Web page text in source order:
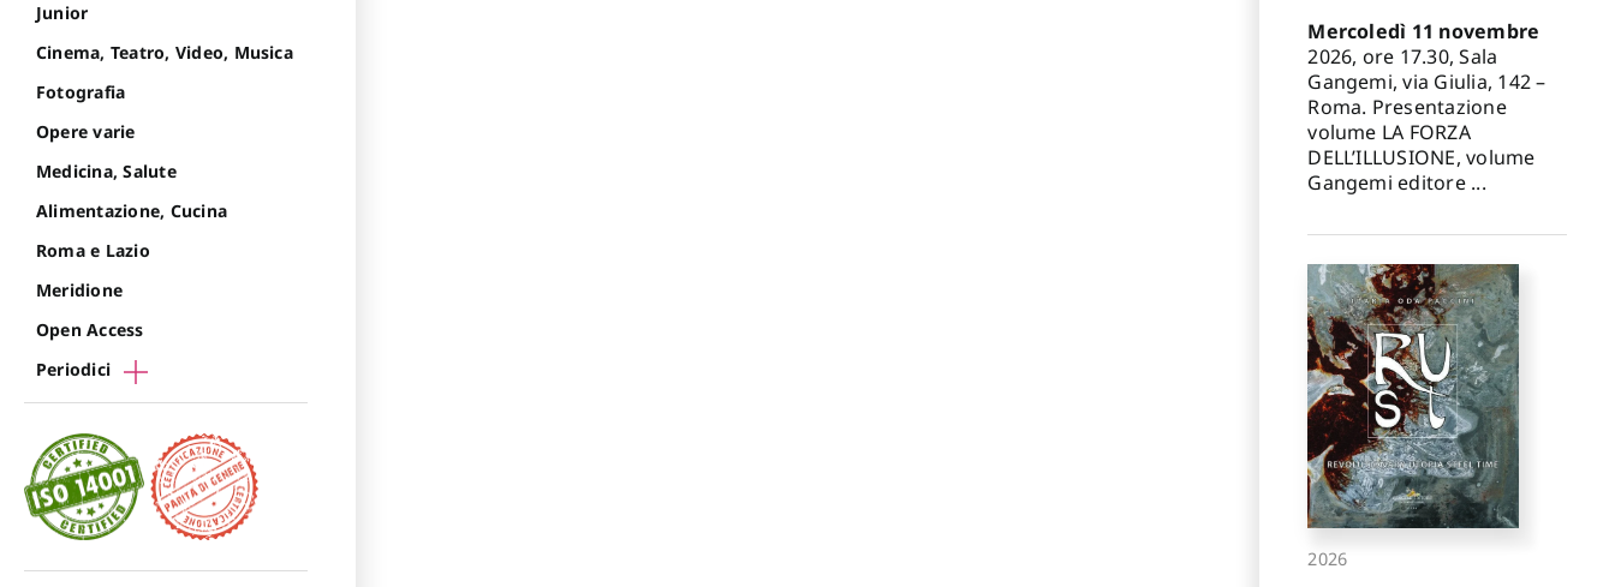
Junior
Cinema, Teatro, Video, Musica
Fotografia
Opere varie
Medicina, Salute
Alimentazione, Cucina
Roma e Lazio
Meridione
Open Access
Periodici
Mercoledì 11 novembre
2026, ore 17.30, Sala
Gangemi, via Giulia, 142 –
Roma. Presentazione
volume LA FORZA
DELL’ILLUSIONE, volume
Gangemi editore ...
2026